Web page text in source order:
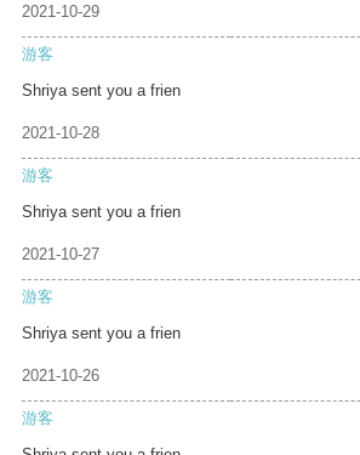
2021-10-29
游客
Shriya sent you a frien
2021-10-28
游客
Shriya sent you a frien
2021-10-27
游客
Shriya sent you a frien
2021-10-26
游客